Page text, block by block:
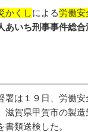
かくしによる労働安
あいち刑事事件総
署は１９日、労働
滋賀県甲賀市の製
類送検した。